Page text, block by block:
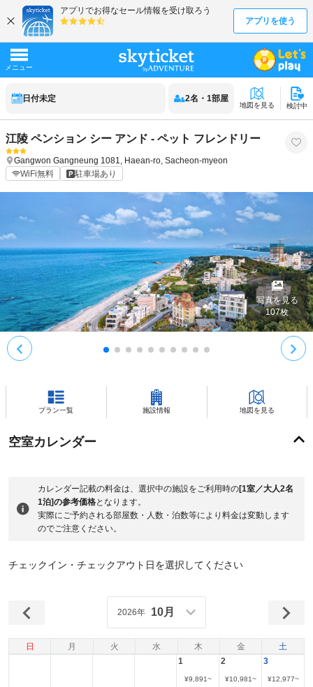
日付未定 2名 ・ 1部屋
地図を見る 検討中
江陵 ペンション シー アンド - ペット フレンドリー
Gangwon Gangneung 1081, Haean-ro, Sacheon-myeon
WiFi無料
駐車場あり
写真を見る
107枚
プラン一覧 施設情報 地図を見る
空室カレンダー
カレンダー記載の料金は、選択中の施設をご利用時の[1室／大人2名
1泊]の参考価格となります。
実際にご予約される部屋数・人数・泊数等により料金は変動します
のでご注意ください。
チェックイン・チェックアウト日を選択してください
日 月 火 水 木 金 土
2026年 10月
1
¥9,891~
2
¥10,981~
3
¥12,977~